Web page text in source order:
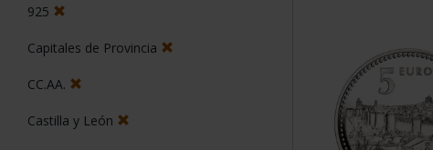
925
Capitales de Provincia
CC.AA.
Castilla y León